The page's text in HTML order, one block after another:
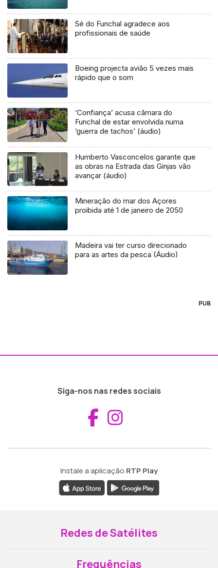
Sé do Funchal agradece aos
profissionais de saúde
Boeing projecta avião 5 vezes mais
rápido que o som
‘Confiança’ acusa câmara do
Funchal de estar envolvida numa
‘guerra de tachos’ (áudio)
Humberto Vasconcelos garante que
as obras na Estrada das Ginjas vão
avançar (áudio)
Mineração do mar dos Açores
proibida até 1 de janeiro de 2050
Madeira vai ter curso direcionado
para as artes da pesca (Áudio)
PUB
Siga-nos nas redes sociais
Aceder ao
Instale a aplicação RTP Play
Redes de Satélites
Frequências